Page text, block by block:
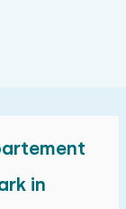
in